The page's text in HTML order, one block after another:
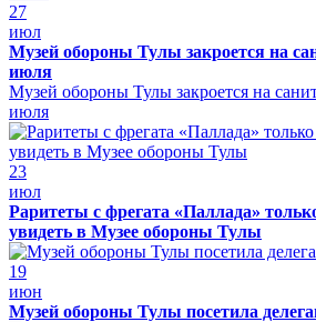
27
июл
Музей обороны Тулы закроется на
июля
Музей обороны Тулы закроется на
июля
23
июл
Раритеты с фрегата «Паллада»
увидеть в Музее обороны Тулы
19
июн
Музей обороны Тулы посетила